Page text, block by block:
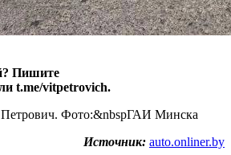
Пишите
t.me/vitpetrovich.
Фото:&nbspГАИ Минска
Источник: auto.onliner.by